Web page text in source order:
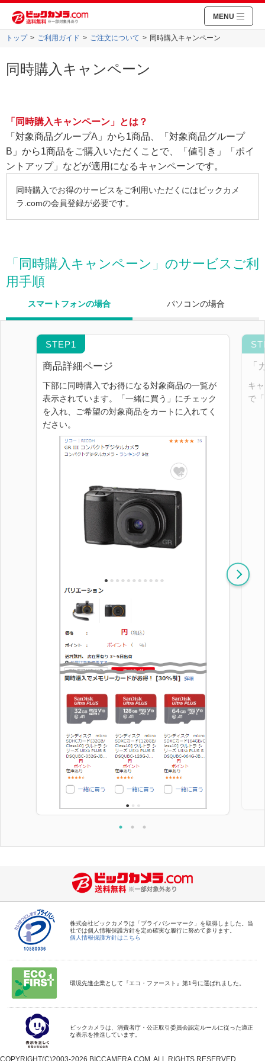
MENU
トップ ご利用ガイド ご注文について 同時購入キャンペーン
同時購入キャンペーン
「同時購入キャンペーン」とは？
「対象商品グループA」から1商品、「対象商品グループ
B」から1商品をご購入いただくことで、「値引き」「ポイ
ントアップ」などが適用になるキャンペーンです。
同時購入でお得のサービスをご利用いただくにはビックカメ
ラ.comの会員登録が必要です。
「同時購入キャンペーン」のサービスご利
用手順
スマートフォンの場合 パソコンの場合
商品詳細ページ
下部に同時購入でお得になる対象商品の一覧が
表示されています。「一緒に買う」にチェック
を入れ、ご希望の対象商品をカートに入れてく
ださい。
「
キ
で
株式会社ビックカメラは「プライバシーマーク」を取得しました。当
社では個人情報保護方針を定め確実な履行に努めて参ります。
個人情報保護方針はこちら
環境先進企業として『エコ・ファースト』第1号に選ばれました。
ビックカメラは、消費者庁・公正取引委員会認定ルールに従った適正
な表示を推進しています。
COPYRIGHT(C)2003-2026 BICCAMERA.COM. ALL RIGHTS RESERVED.